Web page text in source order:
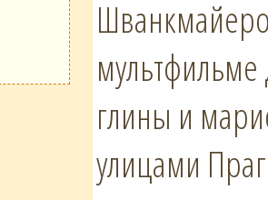
глины и
улицами